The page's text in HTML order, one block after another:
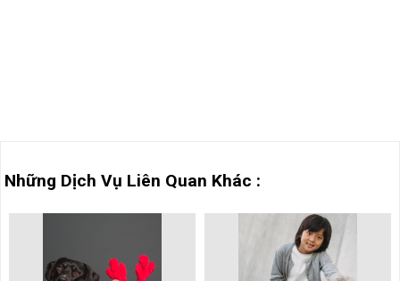
Những Dịch Vụ Liên Quan Khác :